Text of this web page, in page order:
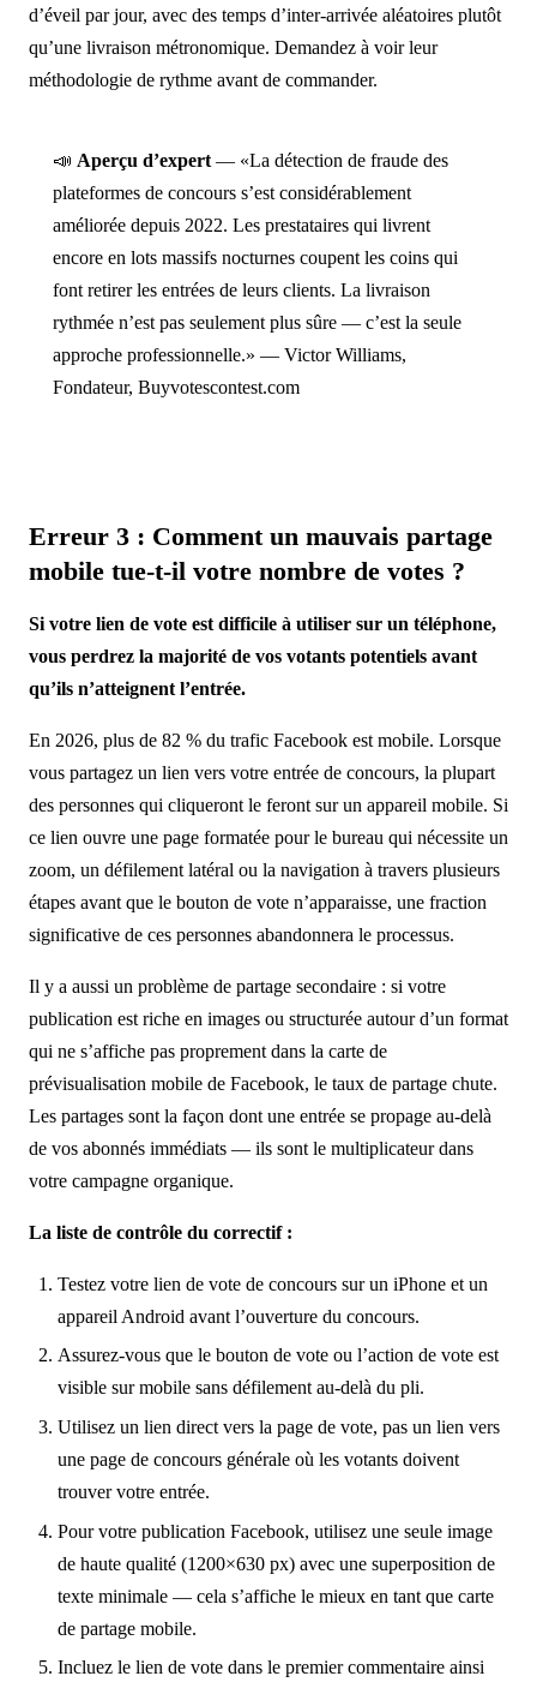
d’éveil par jour, avec des temps d’inter-arrivée aléatoires plutôt
qu’une livraison métronomique. Demandez à voir leur
méthodologie de rythme avant de commander.
📣 Aperçu d’expert — «La détection de fraude des
plateformes de concours s’est considérablement
améliorée depuis 2022. Les prestataires qui livrent
encore en lots massifs nocturnes coupent les coins qui
font retirer les entrées de leurs clients. La livraison
rythmée n’est pas seulement plus sûre — c’est la seule
approche professionnelle.» — Victor Williams,
Fondateur, Buyvotescontest.com
Erreur 3 : Comment un mauvais partage
mobile tue-t-il votre nombre de votes ?
Si votre lien de vote est difficile à utiliser sur un téléphone,
vous perdrez la majorité de vos votants potentiels avant
qu’ils n’atteignent l’entrée.
En 2026, plus de 82 % du trafic Facebook est mobile. Lorsque
vous partagez un lien vers votre entrée de concours, la plupart
des personnes qui cliqueront le feront sur un appareil mobile. Si
ce lien ouvre une page formatée pour le bureau qui nécessite un
zoom, un défilement latéral ou la navigation à travers plusieurs
étapes avant que le bouton de vote n’apparaisse, une fraction
significative de ces personnes abandonnera le processus.
Il y a aussi un problème de partage secondaire : si votre
publication est riche en images ou structurée autour d’un format
qui ne s’affiche pas proprement dans la carte de
prévisualisation mobile de Facebook, le taux de partage chute.
Les partages sont la façon dont une entrée se propage au-delà
de vos abonnés immédiats — ils sont le multiplicateur dans
votre campagne organique.
La liste de contrôle du correctif :
Testez votre lien de vote de concours sur un iPhone et un
appareil Android avant l’ouverture du concours.
Assurez-vous que le bouton de vote ou l’action de vote est
visible sur mobile sans défilement au-delà du pli.
Utilisez un lien direct vers la page de vote, pas un lien vers
une page de concours générale où les votants doivent
trouver votre entrée.
Pour votre publication Facebook, utilisez une seule image
de haute qualité (1200×630 px) avec une superposition de
texte minimale — cela s’affiche le mieux en tant que carte
de partage mobile.
Incluez le lien de vote dans le premier commentaire ainsi